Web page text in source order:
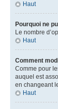
Haut
Pourquoi ne
Le nombre
Haut
Comment
Comme pour
auquel est
en changeant
Haut